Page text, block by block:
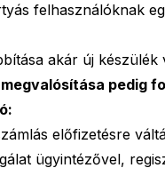
felhasználóknak
akár új készülék
pedig
előfizetésre
ügyintézővel,